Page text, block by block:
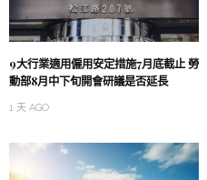
9大行業適用僱用安定措施7月底截止 勞
動部8月中下旬開會研議是否延長
1 天 AGO